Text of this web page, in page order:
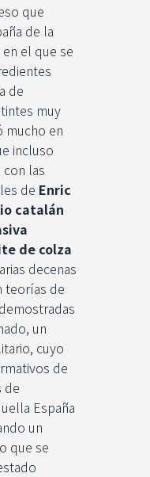
que
de la
el que se
de
muy
mucho en
incluso
las
de Enric
catalán
de colza
decenas
teorías de
un
cuyo
de
de
España
un
que se